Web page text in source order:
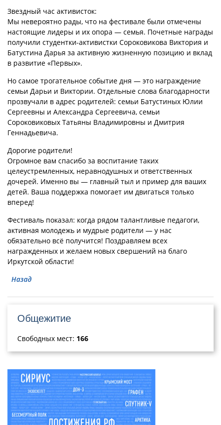
Звездный час активисток:
Мы невероятно рады, что на фестивале были отмечены
настоящие лидеры и их опора — семья. Почетные награды
получили студентки-активистки Сороковикова Виктория и
Батустина Дарья за активную жизненную позицию и вклад
в развитие «Первых».
Но самое трогательное событие дня — это награждение
семьи Дарьи и Виктории. Отдельные слова благодарности
прозвучали в адрес родителей: семьи Батустиных Юлии
Сергеевны и Александра Сергеевича, семьи
Сороковиковых Татьяны Владимировны и Дмитрия
Геннадьевича.
Дорогие родители!
Огромное вам спасибо за воспитание таких
целеустремленных, неравнодушных и ответственных
дочерей. Именно вы — главный тыл и пример для ваших
детей. Ваша поддержка помогает им двигаться только
вперед!
Фестиваль показал: когда рядом талантливые педагоги,
активная молодежь и мудрые родители — у нас
обязательно всё получится! Поздравляем всех
награжденных и желаем новых свершений на благо
Иркутской области!
Назад
Общежитие
Свободных мест: 166